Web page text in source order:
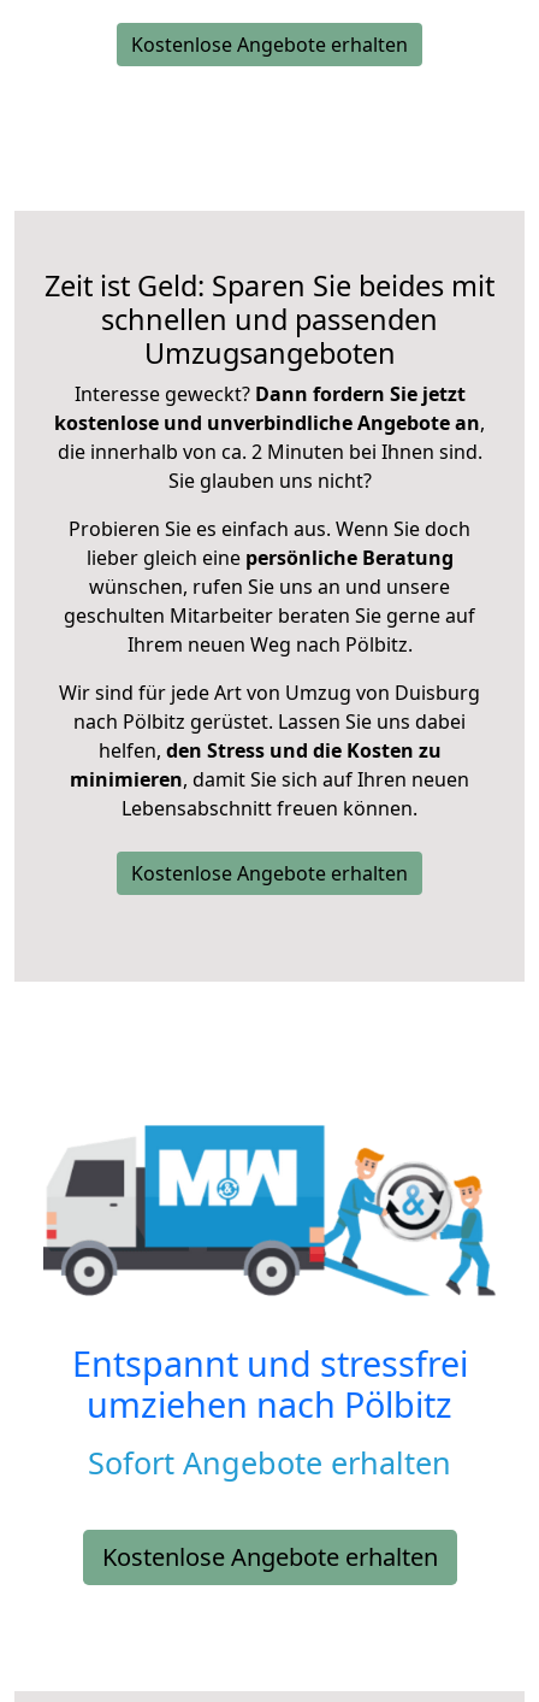
Kostenlose Angebote erhalten
Zeit ist Geld: Sparen Sie beides mit
schnellen und passenden
Umzugsangeboten
Interesse geweckt? Dann fordern Sie jetzt
kostenlose und unverbindliche Angebote an,
die innerhalb von ca. 2 Minuten bei Ihnen sind.
Sie glauben uns nicht?
Probieren Sie es einfach aus. Wenn Sie doch
lieber gleich eine persönliche Beratung
wünschen, rufen Sie uns an und unsere
geschulten Mitarbeiter beraten Sie gerne auf
Ihrem neuen Weg nach Pölbitz.
Wir sind für jede Art von Umzug von Duisburg
nach Pölbitz gerüstet. Lassen Sie uns dabei
helfen, den Stress und die Kosten zu
minimieren, damit Sie sich auf Ihren neuen
Lebensabschnitt freuen können.
Kostenlose Angebote erhalten
Entspannt und stressfrei
umziehen nach Pölbitz
Sofort Angebote erhalten
Kostenlose Angebote erhalten